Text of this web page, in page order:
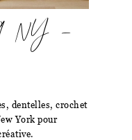
NY –
dentelles, crochet
York pour